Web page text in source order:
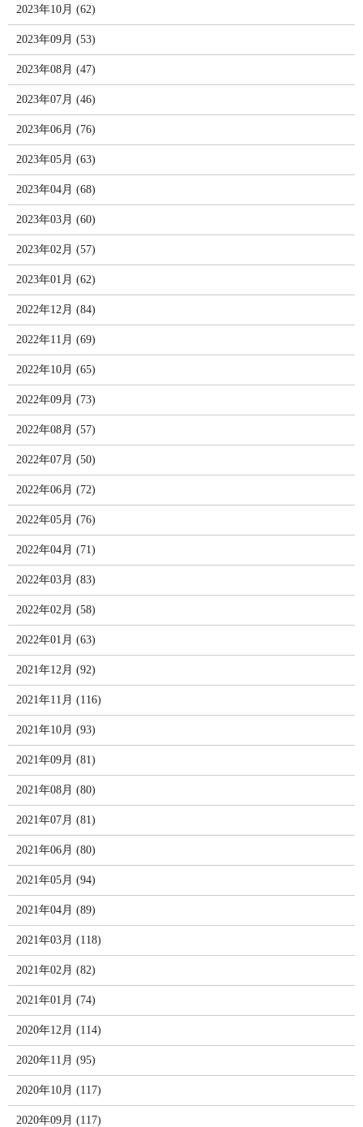
2023年10月 (62)
2023年09月 (53)
2023年08月 (47)
2023年07月 (46)
2023年06月 (76)
2023年05月 (63)
2023年04月 (68)
2023年03月 (60)
2023年02月 (57)
2023年01月 (62)
2022年12月 (84)
2022年11月 (69)
2022年10月 (65)
2022年09月 (73)
2022年08月 (57)
2022年07月 (50)
2022年06月 (72)
2022年05月 (76)
2022年04月 (71)
2022年03月 (83)
2022年02月 (58)
2022年01月 (63)
2021年12月 (92)
2021年11月 (116)
2021年10月 (93)
2021年09月 (81)
2021年08月 (80)
2021年07月 (81)
2021年06月 (80)
2021年05月 (94)
2021年04月 (89)
2021年03月 (118)
2021年02月 (82)
2021年01月 (74)
2020年12月 (114)
2020年11月 (95)
2020年10月 (117)
2020年09月 (117)